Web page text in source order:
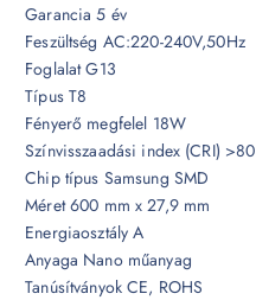
Garancia 5 év
Feszültség AC:220-240V,50Hz
Foglalat G13
Típus T8
Fényerő megfelel 18W
Színvisszaadási index (CRI) >80
Chip típus Samsung SMD
Méret 600 mm x 27,9 mm
Energiaosztály A
Anyaga Nano műanyag
Tanúsítványok CE, ROHS